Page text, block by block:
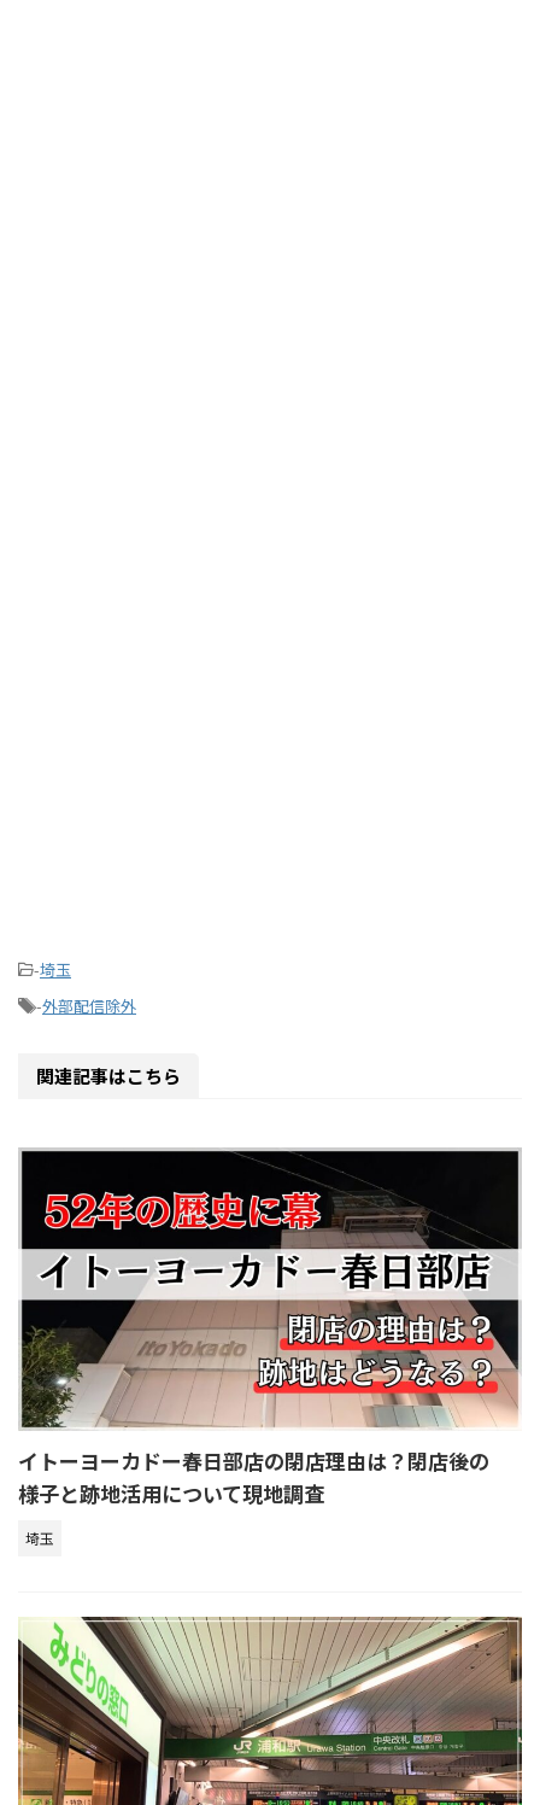
-埼玉
-外部配信除外
関連記事はこちら
イトーヨーカドー春日部店の閉店理由は？閉店後の
様子と跡地活用について現地調査
埼玉